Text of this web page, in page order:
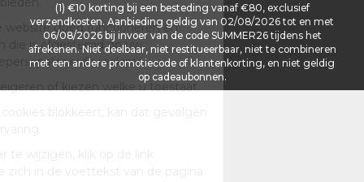
(1) €10 korting bij een besteding vanaf €80, exclusief
verzendkosten. Aanbieding geldig van 02/08/2026 tot en met
06/08/2026 bij invoer van de code SUMMER26 tijdens het
afrekenen. Niet deelbaar, niet restitueerbaar, niet te combineren
met een andere promotiecode of klantenkorting, en niet geldig
op cadeaubonnen.